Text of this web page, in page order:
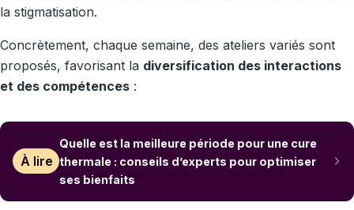
la stigmatisation.
Concrètement, chaque semaine, des ateliers variés sont
proposés, favorisant la diversification des interactions
et des compétences :
À lire
Quelle est la meilleure période pour une cure
thermale : conseils d’experts pour optimiser
ses bienfaits